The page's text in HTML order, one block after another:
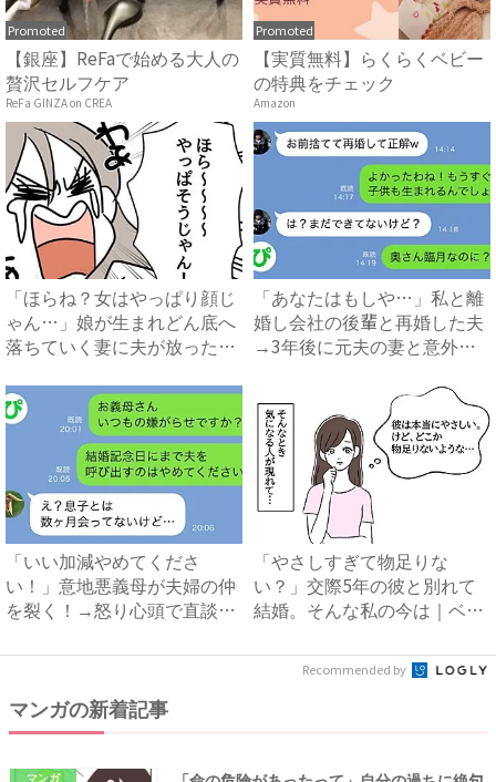
Promoted
【銀座】ReFaで始める大人の
贅沢セルフケア
ReFa GINZA on CREA
Promoted
【実質無料】らくらくベビー
の特典をチェック
Amazon
「ほらね？女はやっぱり顔じ
ゃん…」娘が生まれどん底へ
落ちていく妻に夫が放った衝
「あなたはもしや…」私と離
婚し会社の後輩と再婚した夫
→3年後に元夫の妻と意外な
「いい加減やめてくださ
い！」意地悪義母が夫婦の仲
を裂く！→怒り心頭で直談判
「やさしすぎて物足りな
い？」交際5年の彼と別れて
結婚。そんな私の今は｜ベビ
Recommended by
マンガの新着記事
マンガ